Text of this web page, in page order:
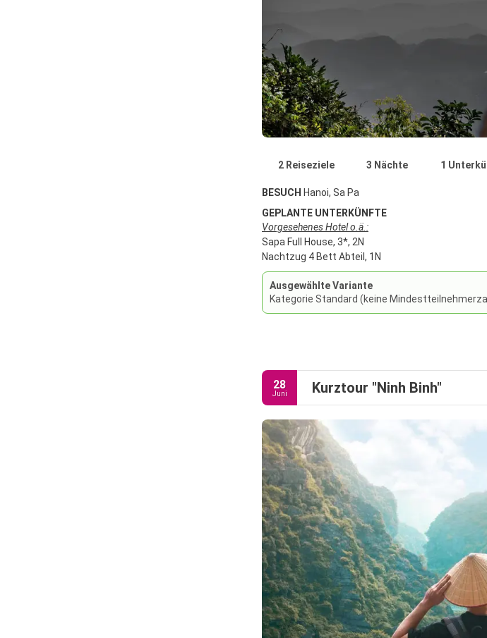
2 Reiseziele 3 Nächte 1
BESUCH Hanoi, Sa Pa
GEPLANTE UNTERKÜNFTE
Vorgesehenes Hotel o.ä.:
Sapa Full House, 3*, 2N
Nachtzug 4 Bett Abteil, 1N
Ausgewählte Variante
Kategorie Standard (keine
28
Juni Kurztour "Ninh Binh"